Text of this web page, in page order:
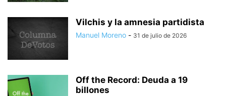
Vilchis y la amnesia partidista
Manuel Moreno - 31 de julio de 2026
Off the Record: Deuda a 19
billones